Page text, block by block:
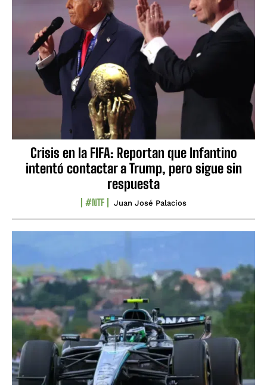
Crisis en la FIFA: Reportan que Infantino
intentó contactar a Trump, pero sigue sin
respuesta
#NTF Juan José Palacios